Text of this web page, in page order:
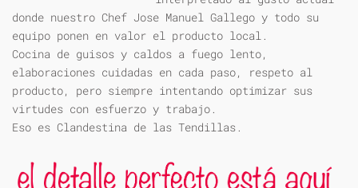
donde nuestro Chef Jose Manuel Gallego y todo su
equipo ponen en valor el producto local.
Cocina de guisos y caldos a fuego lento,
elaboraciones cuidadas en cada paso, respeto al
producto, pero siempre intentando optimizar sus
virtudes con esfuerzo y trabajo.
Eso es Clandestina de las Tendillas.